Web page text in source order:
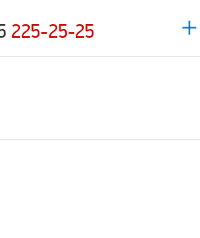
225-25-25